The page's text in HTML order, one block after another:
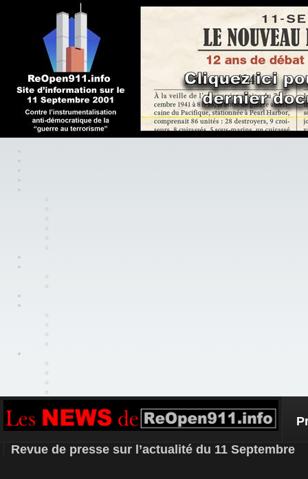
REOPEN911 – NEWS
Revue de presse sur l’actualité du 11 Septembre